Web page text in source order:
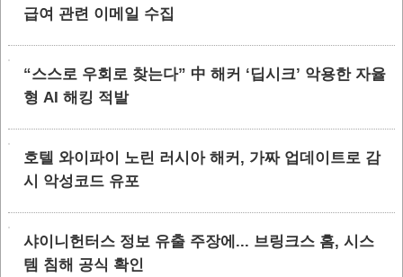
급여 관련 이메일 수집
“스스로 우회로 찾는다” 中 해커 ‘딥시크’ 악용한 자율
형 AI 해킹 적발
호텔 와이파이 노린 러시아 해커, 가짜 업데이트로 감
시 악성코드 유포
샤이니헌터스 정보 유출 주장에... 브링크스 홈, 시스
템 침해 공식 확인